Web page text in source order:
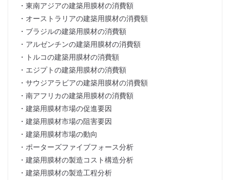
・東南アジアの建築用膜材の消費額
・オーストラリアの建築用膜材の消費額
・ブラジルの建築用膜材の消費額
・アルゼンチンの建築用膜材の消費額
・トルコの建築用膜材の消費額
・エジプトの建築用膜材の消費額
・サウジアラビアの建築用膜材の消費額
・南アフリカの建築用膜材の消費額
・建築用膜材市場の促進要因
・建築用膜材市場の阻害要因
・建築用膜材市場の動向
・ポーターズファイブフォース分析
・建築用膜材の製造コスト構造分析
・建築用膜材の製造工程分析